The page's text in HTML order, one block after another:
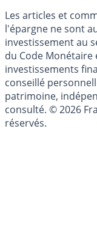
Les articles et
l'épargne ne sont
investissement au
du Code Monétaire
investissements
conseillé
patrimoine,
consulté. © 2026
réservés.